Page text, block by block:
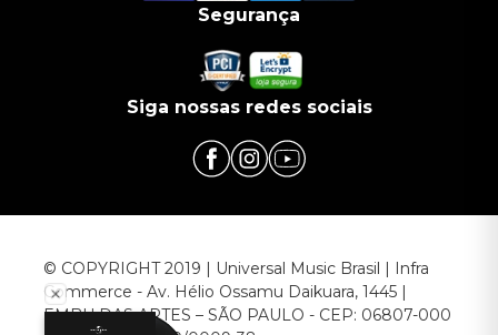
Segurança
Siga nossas redes sociais
© COPYRIGHT 2019 | Universal Music Brasil | Infra
Commerce - Av. Hélio Ossamu Daikuara, 1445 |
EMBU DAS ARTES – SÃO PAULO - CEP: 06807-000